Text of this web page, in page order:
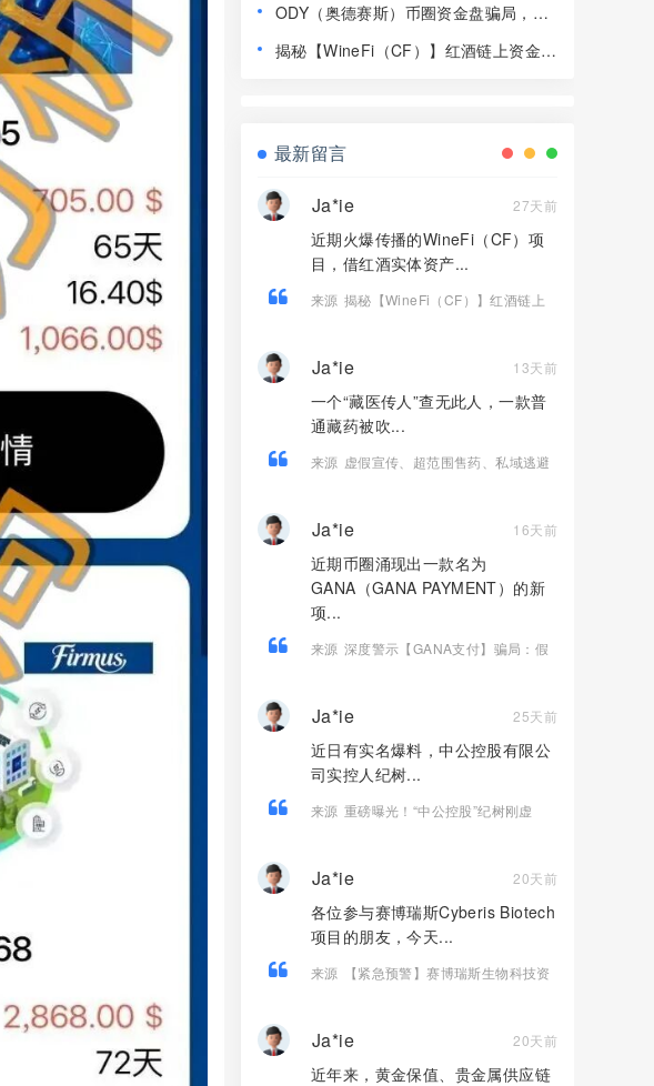
ODY（奥德赛斯）币圈资金盘骗局，14
揭秘【WineFi（CF）】红酒链上资金盘
最新留言
Ja*ie 27天前
近期火爆传播的WineFi（CF）项
目，借红酒实体资产...
来源 揭秘【WineFi（CF）】红酒链上
Ja*ie 13天前
一个“藏医传人”查无此人，一款普
通藏药被吹...
来源 虚假宣传、超范围售药、私域逃避
Ja*ie 16天前
近期币圈涌现出一款名为
GANA（GANA PAYMENT）的新
项...
来源 深度警示【GANA支付】骗局：假
Ja*ie 25天前
近日有实名爆料，中公控股有限公
司实控人纪树...
来源 重磅曝光！“中公控股”纪树刚虚
Ja*ie 20天前
各位参与赛博瑞斯Cyberis Biotech
项目的朋友，今天...
来源
【紧急预警】赛博瑞斯生物科技资
Ja*ie 20天前
近年来，黄金保值、贵金属供应链